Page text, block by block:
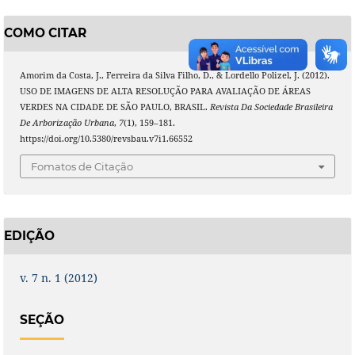
COMO CITAR
Amorim da Costa, J., Ferreira da Silva Filho, D., & Lordello Polizel, J. (2012).
USO DE IMAGENS DE ALTA RESOLUÇÃO PARA AVALIAÇÃO DE ÁREAS
VERDES NA CIDADE DE SÃO PAULO, BRASIL. Revista Da Sociedade Brasileira
De Arborização Urbana, 7(1), 159–181.
https://doi.org/10.5380/revsbau.v7i1.66552
Fomatos de Citação
EDIÇÃO
v. 7 n. 1 (2012)
SEÇÃO